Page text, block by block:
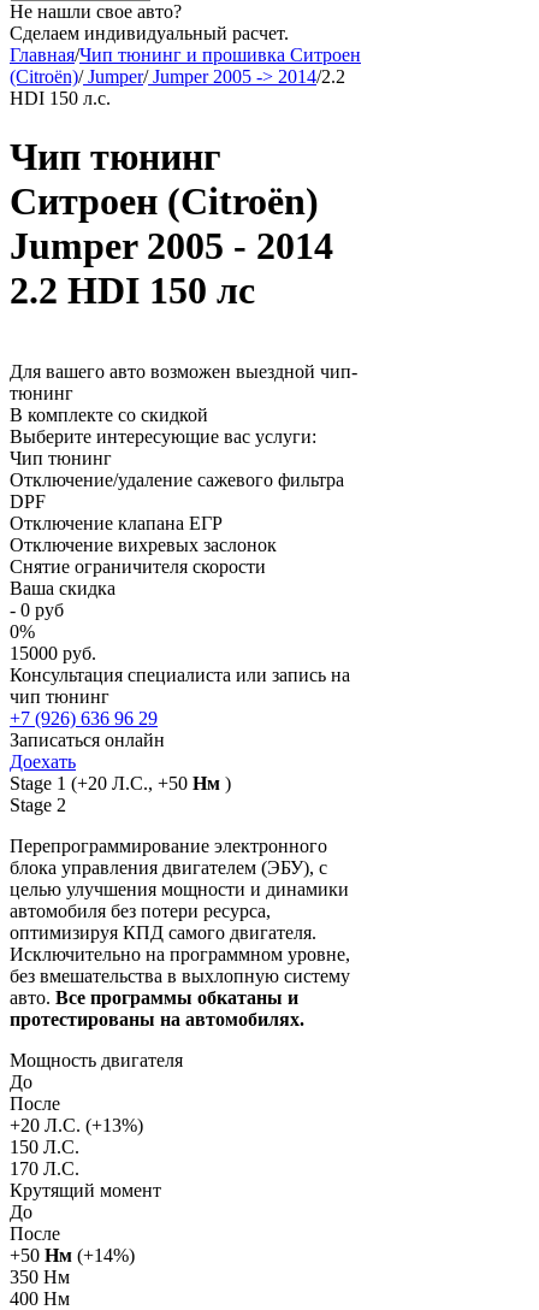
Не нашли свое авто?
Сделаем индивидуальный расчет.
Главная/Чип тюнинг и прошивка Ситроен
(Citroën)/Jumper/Jumper 2005 -> 2014/2.2
HDI 150 л.с.
Чип тюнинг
Ситроен (Citroën)
Jumper 2005 - 2014
2.2 HDI 150 лс
Для вашего авто возможен выездной чип-
тюнинг
В комплекте со скидкой
Выберите интересующие вас услуги:
Чип тюнинг
Отключение/удаление сажевого фильтра
DPF
Отключение клапана ЕГР
Отключение вихревых заслонок
Снятие ограничителя скорости
Ваша скидка
- 0 руб
0%
15000 руб.
Консультация специалиста или запись на
чип тюнинг
+7 (926) 636 96 29
Записаться онлайн
Доехать
Stage 1 (+20 Л.С., +50 Нм )
Stage 2
Перепрограммирование электронного
блока управления двигателем (ЭБУ), с
целью улучшения мощности и динамики
автомобиля без потери ресурса,
оптимизируя КПД самого двигателя.
Исключительно на программном уровне,
без вмешательства в выхлопную систему
авто. Все программы обкатаны и
протестированы на автомобилях.
Мощность двигателя
До
После
+20 Л.С. (+13%)
150 Л.С.
170 Л.С.
Крутящий момент
До
После
+50 Нм (+14%)
350 Нм
400 Нм